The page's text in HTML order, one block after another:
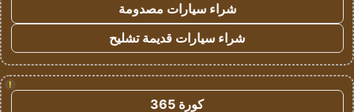
شراء سيارات مصدومة
شراء سيارات قديمة تشليح
!
كورة 365